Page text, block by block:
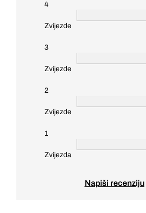
4
Zvijezde
3
Zvijezde
2
Zvijezde
1
Zvijezda
Napiši recenziju